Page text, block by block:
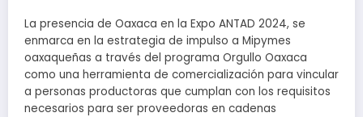
La presencia de Oaxaca en la Expo ANTAD 2024, se
enmarca en la estrategia de impulso a Mipymes
oaxaqueñas a través del programa Orgullo Oaxaca
como una herramienta de comercialización para vincular
a personas productoras que cumplan con los requisitos
necesarios para ser proveedoras en cadenas